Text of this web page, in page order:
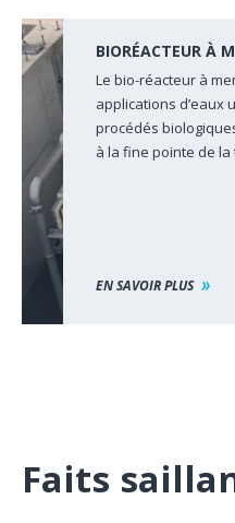
BIORÉACTEUR À
Le bio-réacteur à
applications d’eaux
procédés
à la fine pointe de la
EN SAVOIR PLUS
Faits